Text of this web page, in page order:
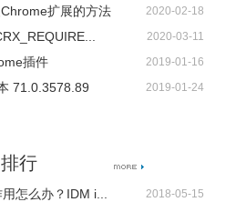
扩展的方法 2020-02-18
2020-03-11
插件 2019-01-16
71.0.3578.89 2019-01-24
行
怎么办？IDM i... 2018-05-15